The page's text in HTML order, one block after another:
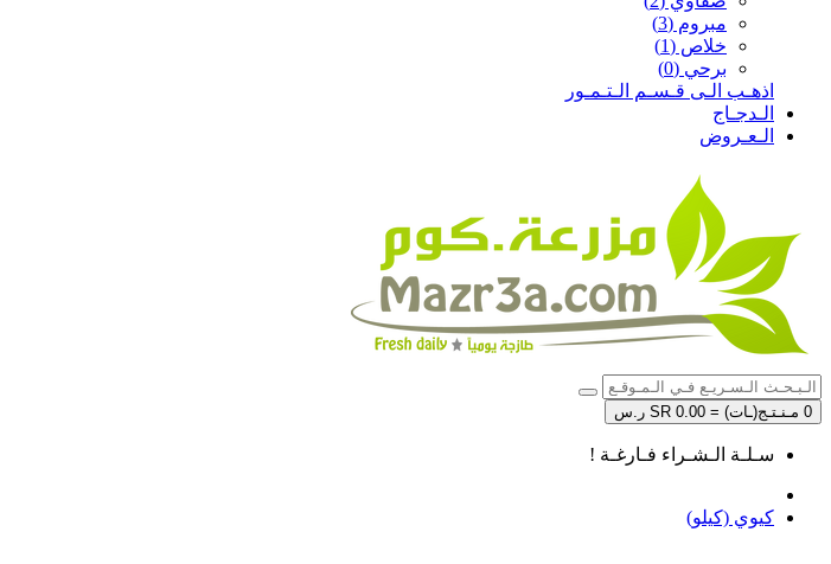
مبروم (3)
خلاص (1)
برحي (0)
اذهـب الـى قـسـم الـتـمـور
الـدجـاج
الـعـروض
0 مـنـتـج(ـات) = SR 0.00 ر.س
سـلـة الـشـراء فـارغـة !
كيوي (كيلو)